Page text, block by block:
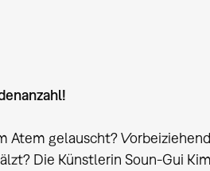
Atem gelauscht?
Die Künstlerin Soun-Gui